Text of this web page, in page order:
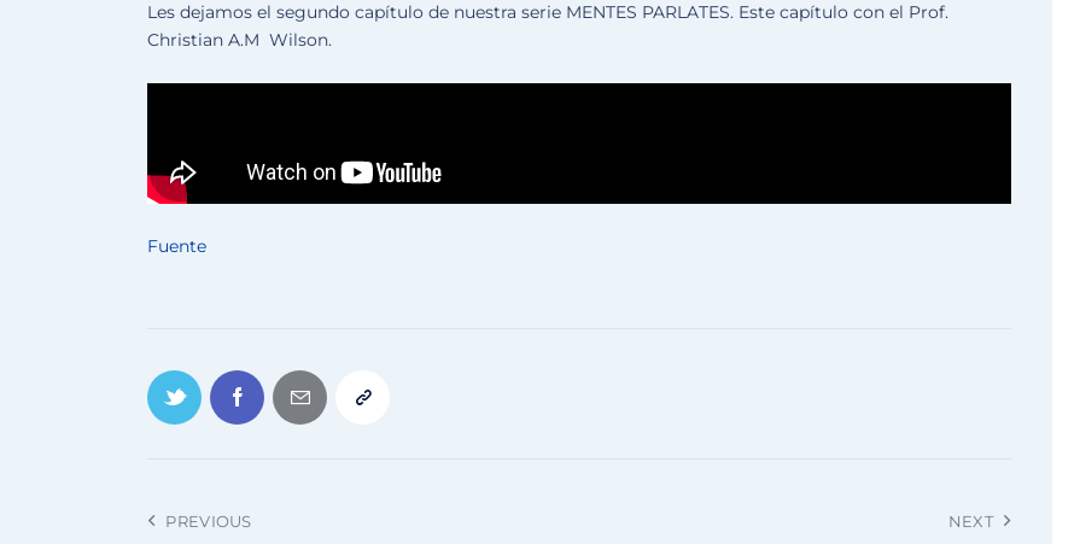
Les dejamos el segundo capítulo de nuestra serie MENTES PARLATES. Este capítulo con el Prof.
Christian A.M Wilson.
Fuente
PREVIOUS NEXT